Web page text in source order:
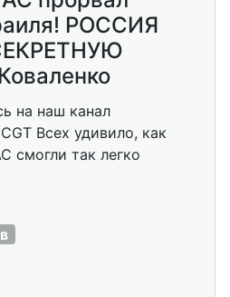
РОССИЯ
на наш канал
Всех удивило, как
смогли так легко